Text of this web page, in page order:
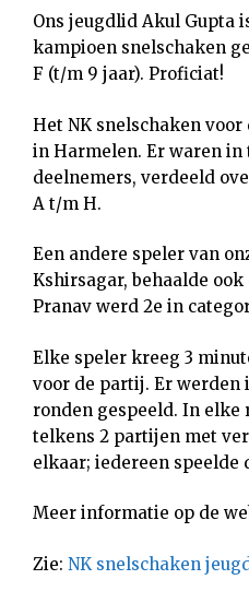
Ons jeugdlid Akul Gupta
kampioen snelschaken
F (t/m 9 jaar). Proficiat!
Het NK snelschaken
in Harmelen. Er waren in
deelnemers, verdeeld
A t/m H.
Een andere speler van
Kshirsagar, behaalde
Pranav werd 2e in
Elke speler kreeg 3
voor de partij. Er werden
ronden gespeeld. In elke
telkens 2 partijen met
elkaar; iedereen speelde
Meer informatie op de
Zie: NK snelschaken jeugd